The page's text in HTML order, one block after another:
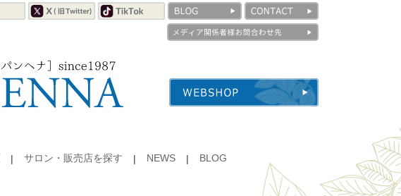
サロン・販売店を探す NEWS BLOG